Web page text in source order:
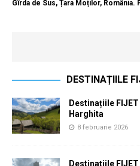
Gîrda de Sus, Țara Moților, România.
DESTINAȚIILE
Destinațiile
Harghita
8 februarie 2026
Destinațiile